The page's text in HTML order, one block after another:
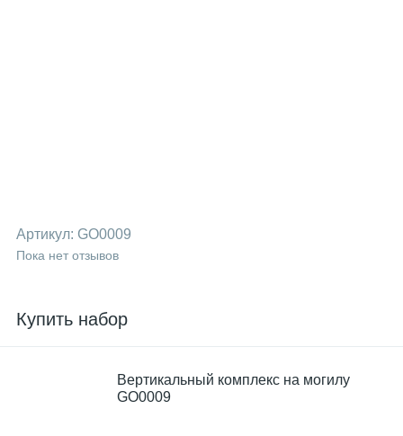
Артикул: GO0009
Пока нет отзывов
Купить набор
Вертикальный комплекс на могилу
GO0009